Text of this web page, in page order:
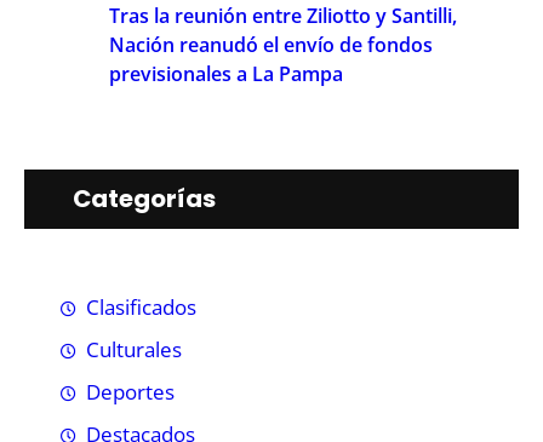
Tras la reunión entre Ziliotto y Santilli,
Nación reanudó el envío de fondos
previsionales a La Pampa
Categorías
Clasificados
Culturales
Deportes
Destacados